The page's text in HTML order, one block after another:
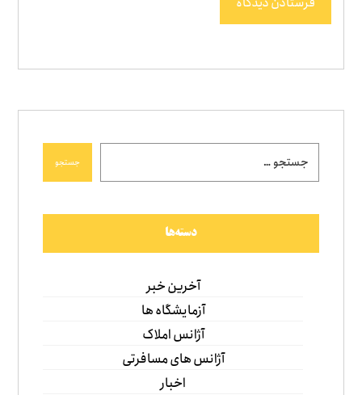
جستجو
دسته‌ها
آخرین خبر
آزمایشگاه ها
آژانس املاک
آژانس های مسافرتی
اخبار